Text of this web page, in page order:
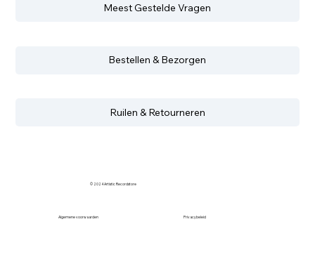
Meest Gestelde Vragen
Bestellen & Bezorgen
Ruilen & Retourneren
Algemene voorwaarden Privacybeleid
© 2024 Artistic Recordstore